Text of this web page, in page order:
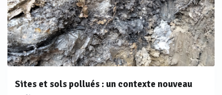
Par ailleurs, pour surveiller les aspects plus visibles de
l’artificialisation des terres comme l’imperméabilisation et
l’enlèvement des sols, l’UE s’appuiera sur des outils déjà
disponibles comme les services fournis par Copernicus,
Sites et sols pollués : un contexte nouveau